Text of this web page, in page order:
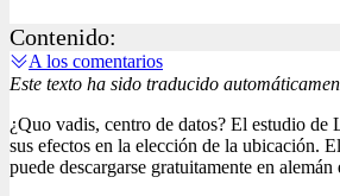
Contenido:
A los comentarios
Este texto ha sido traducido
¿Quo vadis, centro de datos? El estudio de
sus efectos en la elección de la ubicación.
puede descargarse gratuitamente en